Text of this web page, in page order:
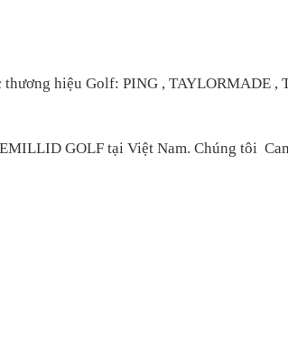
hiệu Golf: PING , TAYLORMADE
GOLF tại Việt Nam. Chúng tôi